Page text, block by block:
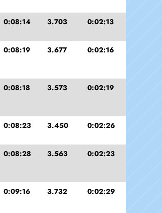
0:08:14 3.703 0:02:13
0:08:19 3.677 0:02:16
0:08:18 3.573 0:02:19
0:08:23 3.450 0:02:26
0:08:28 3.563 0:02:23
0:09:16 3.732 0:02:29